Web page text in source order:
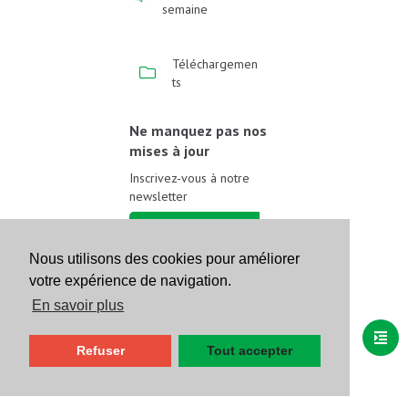
Nous utilisons des cookies pour améliorer
votre expérience de navigation.
En savoir plus
Refuser Tout accepter
semaine
Téléchargemen
ts
Ne manquez pas nos
mises à jour
Inscrivez-vous à notre
newsletter
Suivez-nous sur les